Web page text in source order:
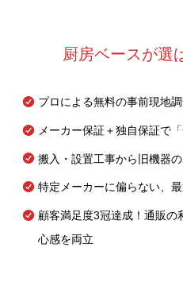
厨房ベースが選
プロによる無料の事前現地
メーカー保証＋独自保証で
搬入・設置工事から旧機器
特定メーカーに偏らない、
顧客満足度3冠達成！通販の
心感を両立